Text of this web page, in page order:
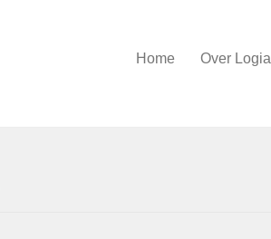
Home Over Logia